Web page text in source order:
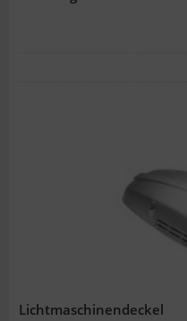
Lichtmaschinendeckel